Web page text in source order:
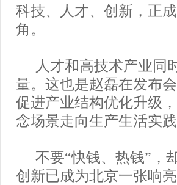
科技、人才、创新，正
角。
人才和高技术产业同
量。这也是赵磊在发布
促进产业结构优化升级
念场景走向生产生活实
不要“快钱、热钱”，
创新已成为北京一张响